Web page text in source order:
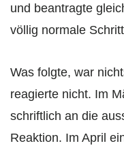
und beantragte
völlig normale
Was folgte, war
reagierte nicht. Im
schriftlich an die
Reaktion. Im April